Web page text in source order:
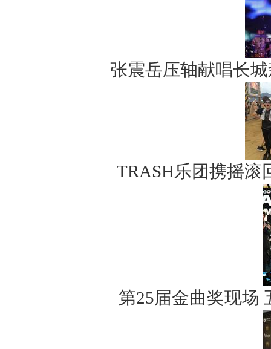
张震岳压轴献唱长
TRASH乐团携摇滚
第25届金曲奖现场